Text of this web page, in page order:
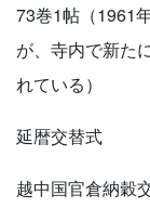
73巻1帖（1961
が、寺内で新た
れている）
延暦交替式
越中国官倉納穀